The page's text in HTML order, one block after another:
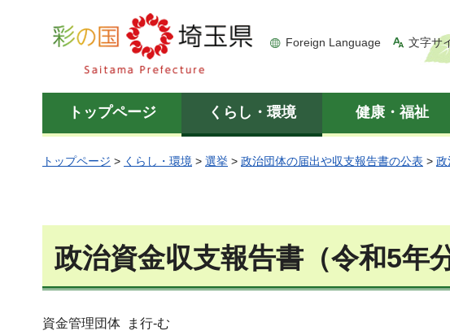
彩の国 埼玉県
Foreign Language 文字サ
トップページ くらし・環境 健康・福祉
トップページ > くらし・環境 > 選挙 > 政治団体の届出や収支報告書の公表 > 政
政治資金収支報告書（令和5年
資金管理団体 ま行-む